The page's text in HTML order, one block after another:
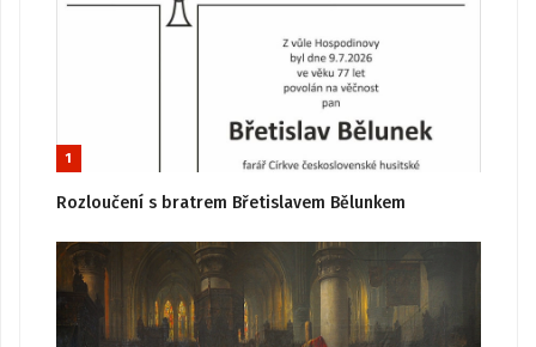
1
Rozloučení s bratrem Břetislavem Bělunkem